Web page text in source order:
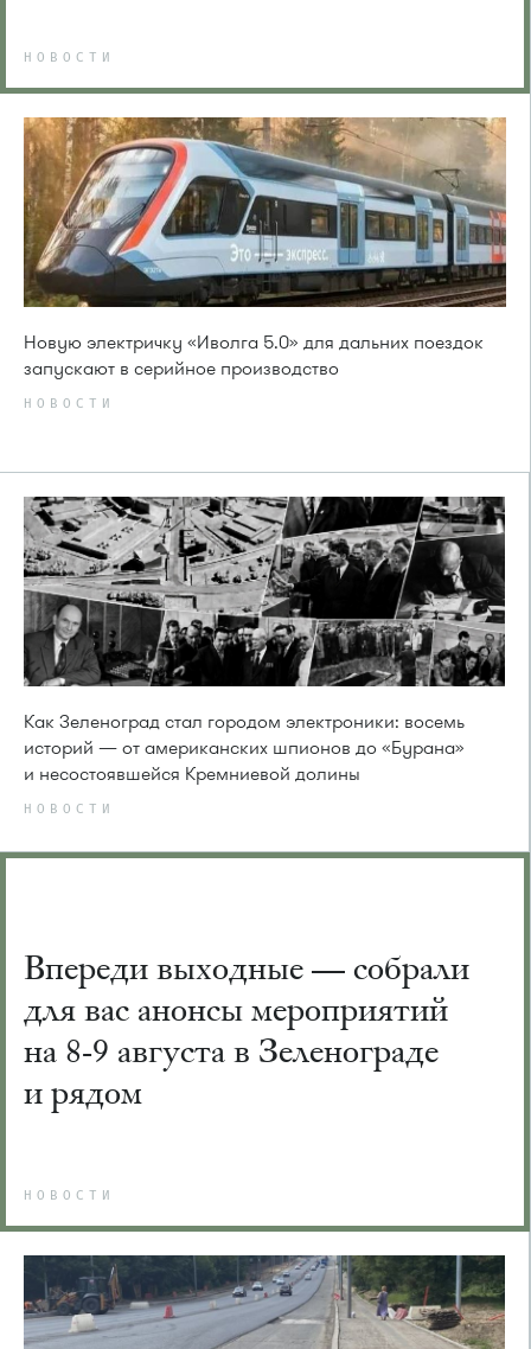
НОВОСТИ
Новую электричку «Иволга 5.0» для дальних поездок
запускают в серийное производство
НОВОСТИ
Как Зеленоград стал городом электроники: восемь
историй — от американских шпионов до «Бурана»
и несостоявшейся Кремниевой долины
НОВОСТИ
Впереди выходные — собрали
для вас анонсы мероприятий
на 8-9 августа в Зеленограде
и рядом
НОВОСТИ